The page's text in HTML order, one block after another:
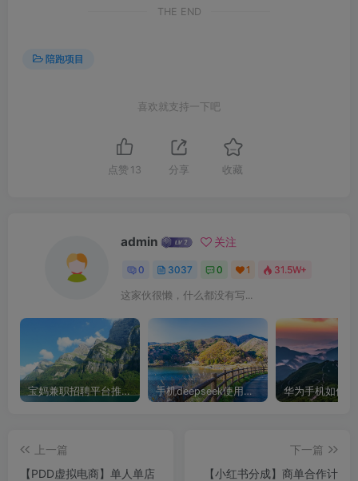
THE END
陪跑项目
喜欢就支持一下吧
点赞 13 分享 收藏
admin 关注
0 3037 0 1 31.5W+
这家伙很懒，什么都没有写...
宝妈兼职招聘平台推荐，轻松找到理想工作！ 手机deepseek使用全攻略，轻松实现画图与炒股功能
上一篇
【PDD虚拟电商】单人单店
下一篇
【小红书分成】商单合作计